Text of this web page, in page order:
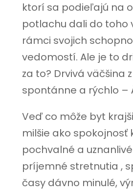
ktorí sa podieľajú na
potlachu dali do toho
rámci svojich
vedomostí. Ale je to
za to? Drvivá väčšina
spontánne a rýchlo –
Veď co môže byt
milšie ako spokojnosť
pochvalné a
príjemné stretnutia ,
časy dávno minulé,